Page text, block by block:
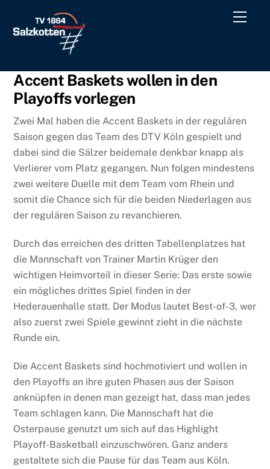
content
Menu
Accent Baskets wollen in den
Playoffs vorlegen
Zwei Mal haben die Accent Baskets in der regulären
Saison gegen das Team des DTV Köln gespielt und
dabei sind die Sälzer beidemale denkbar knapp als
Verlierer vom Platz gegangen. Nun folgen mindestens
zwei weitere Duelle mit dem Team vom Rhein und
somit die Chance sich für die beiden Niederlagen aus
der regulären Saison zu revanchieren.
Durch das erreichen des dritten Tabellenplatzes hat
die Mannschaft von Trainer Martin Krüger den
wichtigen Heimvorteil in dieser Serie: Das erste sowie
ein mögliches drittes Spiel finden in der
Hederauenhalle statt. Der Modus lautet Best-of-3, wer
also zuerst zwei Spiele gewinnt zieht in die nächste
Runde ein.
Die Accent Baskets sind hochmotiviert und wollen in
den Playoffs an ihre guten Phasen aus der Saison
anknüpfen in denen man gezeigt hat, dass man jedes
Team schlagen kann. Die Mannschaft hat die
Osterpause genutzt um sich auf das Highlight
Playoff-Basketball einzuschwören. Ganz anders
gestaltete sich die Pause für das Team aus Köln.